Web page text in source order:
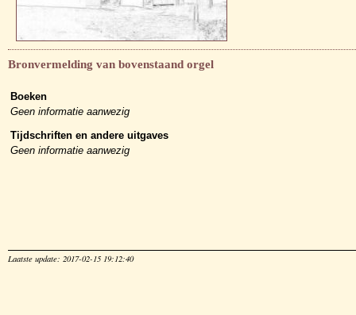
Bronvermelding van bovenstaand orgel
Boeken
Geen informatie aanwezig
Tijdschriften en andere uitgaves
Geen informatie aanwezig
Laatste update: 2017-02-15 19:12:40